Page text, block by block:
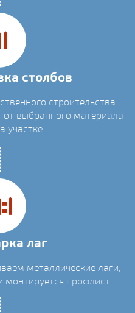
столбов
строительства.
от выбранного материала
участке.
лаг
металлические лаги,
монтируется профлист.